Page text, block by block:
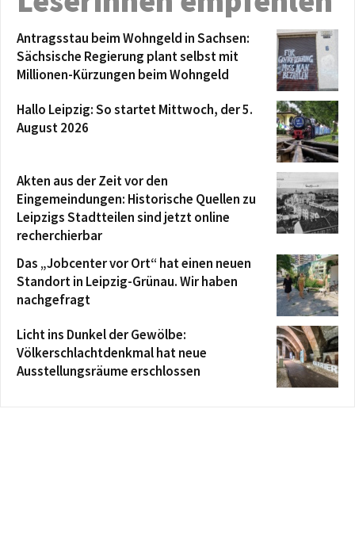
Antragsstau beim Wohngeld in Sachsen:
Sächsische Regierung plant selbst mit
Millionen-Kürzungen beim Wohngeld
Hallo Leipzig: So startet Mittwoch, der 5.
August 2026
Akten aus der Zeit vor den
Eingemeindungen: Historische Quellen zu
Leipzigs Stadtteilen sind jetzt online
recherchierbar
Das „Jobcenter vor Ort“ hat einen neuen
Standort in Leipzig-Grünau. Wir haben
nachgefragt
Licht ins Dunkel der Gewölbe:
Völkerschlachtdenkmal hat neue
Ausstellungsräume erschlossen